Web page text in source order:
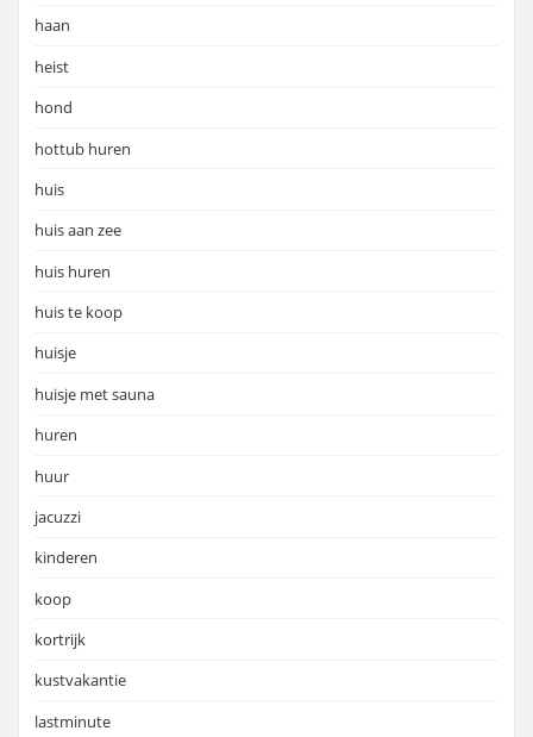
haan
heist
hond
hottub huren
huis
huis aan zee
huis huren
huis te koop
huisje
huisje met sauna
huren
huur
jacuzzi
kinderen
koop
kortrijk
kustvakantie
lastminute